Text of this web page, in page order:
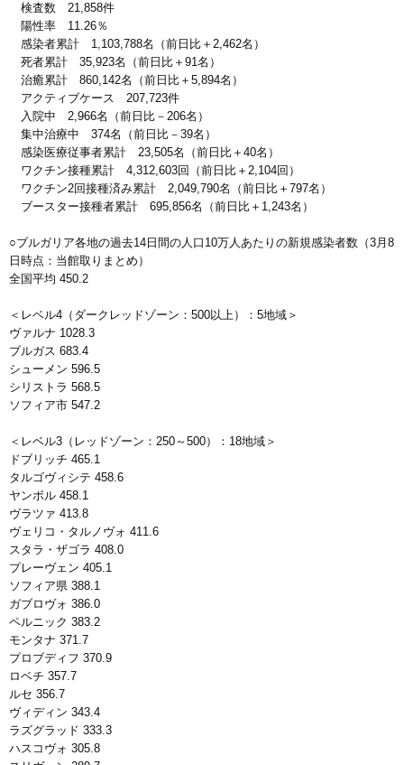
検査数 21,858件
陽性率 11.26％
感染者累計 1,103,788名（前日比＋2,462名）
死者累計 35,923名（前日比＋91名）
治癒累計 860,142名（前日比＋5,894名）
アクティブケース 207,723件
入院中 2,966名（前日比－206名）
集中治療中 374名（前日比－39名）
感染医療従事者累計 23,505名（前日比＋40名）
ワクチン接種累計 4,312,603回（前日比＋2,104回）
ワクチン2回接種済み累計 2,049,790名（前日比＋797名）
ブースター接種者累計 695,856名（前日比＋1,243名）
○ブルガリア各地の過去14日間の人口10万人あたりの新規感染者数（3月8
日時点：当館取りまとめ）
全国平均 450.2
＜レベル4（ダークレッドゾーン：500以上）：5地域＞
ヴァルナ 1028.3
ブルガス 683.4
シューメン 596.5
シリストラ 568.5
ソフィア市 547.2
＜レベル3（レッドゾーン：250～500）：18地域＞
ドブリッチ 465.1
タルゴヴィシテ 458.6
ヤンボル 458.1
ヴラツァ 413.8
ヴェリコ・タルノヴォ 411.6
スタラ・ザゴラ 408.0
プレーヴェン 405.1
ソフィア県 388.1
ガブロヴォ 386.0
ペルニック 383.2
モンタナ 371.7
プロブディフ 370.9
ロベチ 357.7
ルセ 356.7
ヴィディン 343.4
ラズグラッド 333.3
ハスコヴォ 305.8